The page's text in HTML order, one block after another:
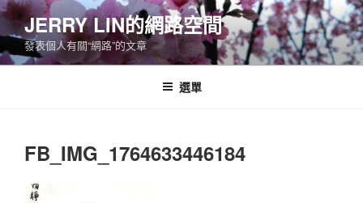
跳
至
主
要
JERRY LIN的網路空間
發表個人有關“網路”的文章
選單
FB_IMG_1764633446184